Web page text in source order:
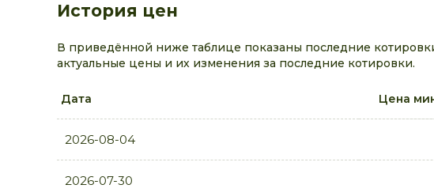
История цен
В приведённой ниже таблице показаны последние
актуальные цены и их изменения за последние котировки.
Дата Цена
2026-08-04
2026-07-30